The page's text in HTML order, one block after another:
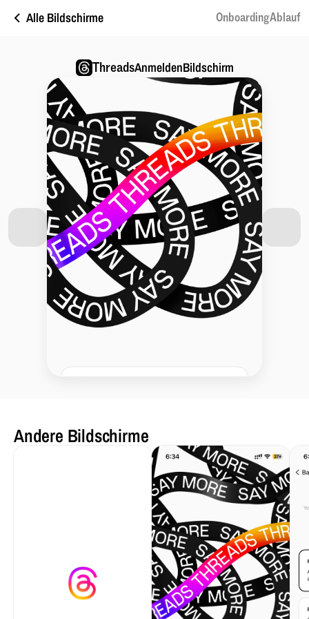
Alle Bildschirme OnboardingAblauf
ThreadsAnmeldenBildschirm
Andere Bildschirme